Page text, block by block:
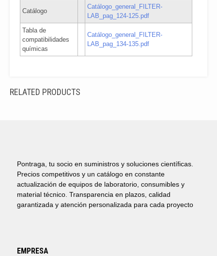
Catálogo
Catálogo_general_FILTER-
LAB_pag_124-125.pdf
Tabla de
compatibilidades
químicas
Catálogo_general_FILTER-
LAB_pag_134-135.pdf
RELATED PRODUCTS
Pontraga, tu socio en suministros y soluciones científicas.
Precios competitivos y un catálogo en constante
actualización de equipos de laboratorio, consumibles y
material técnico. Transparencia en plazos, calidad
garantizada y atención personalizada para cada proyecto
EMPRESA